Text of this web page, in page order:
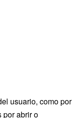
usuario, como por
por abrir o